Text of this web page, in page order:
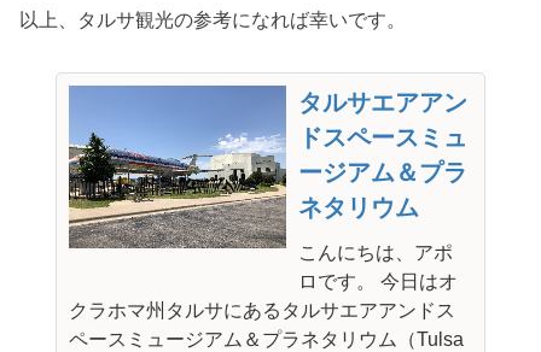
以上、タルサ観光の参考になれば幸いです。
タルサエアアン
ドスペースミュ
ージアム＆プラ
ネタリウム
こんにちは、アポ
ロです。 今日はオ
クラホマ州タルサにあるタルサエアアンドス
ペースミュージアム＆プラネタリウム（Tulsa